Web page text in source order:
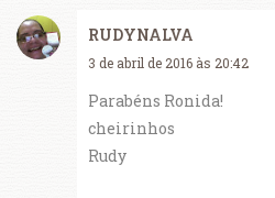
RUDYNALVA
3 de abril de 2016 às 20:42
Parabéns Ronida!
cheirinhos
Rudy